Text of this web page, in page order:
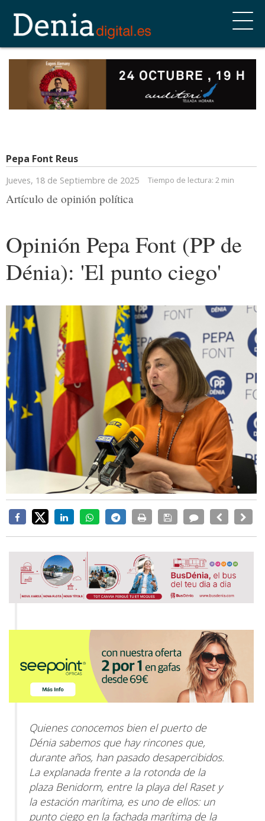
Pepa Font Reus
Jueves, 18 de Septiembre de 2025 Tiempo de lectura: 2 min
Artículo de opinión política
Opinión Pepa Font (PP de
Dénia): 'El punto ciego'
Quienes conocemos bien el puerto de
Dénia sabemos que hay rincones que,
durante años, han pasado desapercibidos.
La explanada frente a la rotonda de la
plaza Benidorm, entre la playa del Raset y
la estación marítima, es uno de ellos: un
punto ciego en la fachada marítima de la